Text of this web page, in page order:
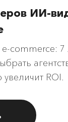
ИИ-
commerce: 7
ROI.